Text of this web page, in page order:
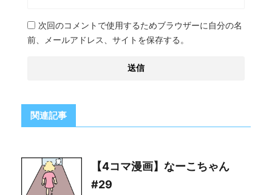
次回のコメントで使用するためブラウザーに自分の名
前、メールアドレス、サイトを保存する。
関連記事
【4コマ漫画】なーこちゃん
#29